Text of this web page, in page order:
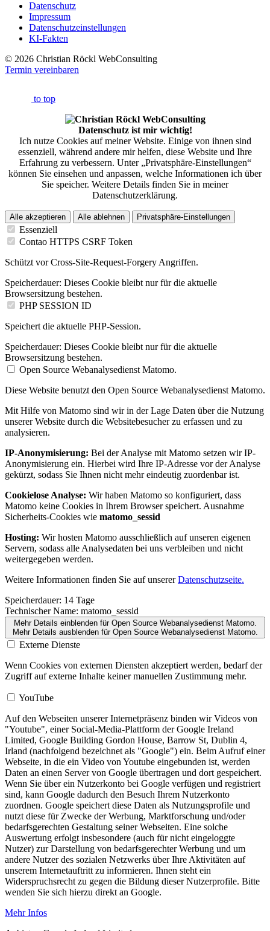
Datenschutz
Impressum
Datenschutzeinstellungen
KI-Fakten
© 2026 Christian Röckl WebConsulting
Termin vereinbaren
to top
Datenschutz ist mir wichtig!
Ich nutze Cookies auf meiner Website. Einige von ihnen sind
essenziell, während andere mir helfen, diese Website und Ihre
Erfahrung zu verbessern. Unter „Privatsphäre-Einstellungen“
können Sie einsehen und anpassen, welche Informationen ich über
Sie speicher. Weitere Details finden Sie in meiner
Datenschutzerklärung.
Alle akzeptieren Alle ablehnen Privatsphäre-Einstellungen
Essenziell
Contao HTTPS CSRF Token
Schützt vor Cross-Site-Request-Forgery Angriffen.
Speicherdauer: Dieses Cookie bleibt nur für die aktuelle
Browsersitzung bestehen.
PHP SESSION ID
Speichert die aktuelle PHP-Session.
Speicherdauer: Dieses Cookie bleibt nur für die aktuelle
Browsersitzung bestehen.
Open Source Webanalysedienst Matomo.
Diese Website benutzt den Open Source Webanalysedienst Matomo.
Mit Hilfe von Matomo sind wir in der Lage Daten über die Nutzung
unserer Website durch die Websitebesucher zu erfassen und zu
analysieren.
IP-Anonymisierung: Bei der Analyse mit Matomo setzen wir IP-
Anonymisierung ein. Hierbei wird Ihre IP-Adresse vor der Analyse
gekürzt, sodass Sie Ihnen nicht mehr eindeutig zuordenbar ist.
Cookielose Analyse: Wir haben Matomo so konfiguriert, dass
Matomo keine Cookies in Ihrem Browser speichert. Ausnahme
Sicherheits-Cookies wie matomo_sessid
Hosting: Wir hosten Matomo ausschließlich auf unseren eigenen
Servern, sodass alle Analysedaten bei uns verbleiben und nicht
weitergegeben werden.
Weitere Informationen finden Sie auf unsererDatenschutzseite.
Speicherdauer: 14 Tage
Technischer Name: matomo_sessid
Mehr Details einblendenfür Open Source Webanalysedienst Matomo.
Mehr Details ausblendenfür Open Source Webanalysedienst Matomo.
Externe Dienste
Wenn Cookies von externen Diensten akzeptiert werden, bedarf der
Zugriff auf externe Inhalte keiner manuellen Zustimmung mehr.
YouTube
Auf den Webseiten unserer Internetpräsenz binden wir Videos von
"Youtube", einer Social-Media-Plattform der Google Ireland
Limited, Google Building Gordon House, Barrow St, Dublin 4,
Irland (nachfolgend bezeichnet als "Google") ein. Beim Aufruf einer
Webseite, in die ein Video von Youtube eingebunden ist, werden
Daten an einen Server von Google übertragen und dort gespeichert.
Wenn Sie über ein Nutzerkonto bei Google verfügen und registriert
sind, kann Google dadurch den Besuch Ihrem Nutzerkonto
zuordnen. Google speichert diese Daten als Nutzungsprofile und
nutzt diese für Zwecke der Werbung, Marktforschung und/oder
bedarfsgerechten Gestaltung seiner Webseiten. Eine solche
Auswertung erfolgt insbesondere (auch für nicht eingeloggte
Nutzer) zur Darstellung von bedarfsgerechter Werbung und um
andere Nutzer des sozialen Netzwerks über Ihre Aktivitäten auf
unserem Internetauftritt zu informieren. Ihnen steht ein
Widerspruchsrecht zu gegen die Bildung dieser Nutzerprofile. Bitte
wenden Sie sich hierzu direkt an Google.
Mehr Infos